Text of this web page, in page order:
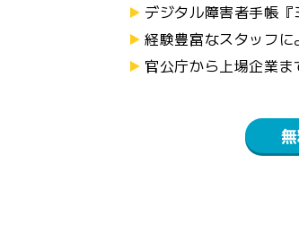
デジタル障害者手帳
経験豊富なスタッフ
官公庁から上場企業